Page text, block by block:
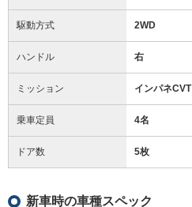
駆動方式 2WD
ハンドル 右
ミッション インパネCVT
乗車定員 4名
ドア数 5枚
新車時の車種スペック